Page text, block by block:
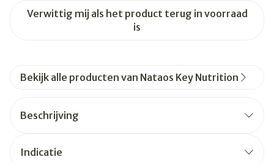
Verwittig mij als het product terug in voorraad
is
Bekijk alle producten van Nataos Key Nutrition
Beschrijving
Indicatie